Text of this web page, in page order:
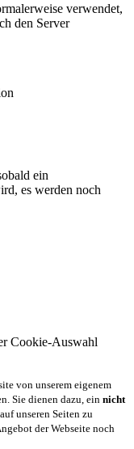
verwendet,
den Server
ein
es werden noch
Cookie-Auswahl
von unserem eigenem
Sie dienen dazu, ein nicht
unseren Seiten zu
der Webseite noch